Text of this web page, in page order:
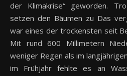
der Klimakrise“ geworden.
setzen den Bäumen zu Das
war eines der trockensten seit
Mit rund 600 Millimetern
weniger Regen als im
im Frühjahr fehlte es an